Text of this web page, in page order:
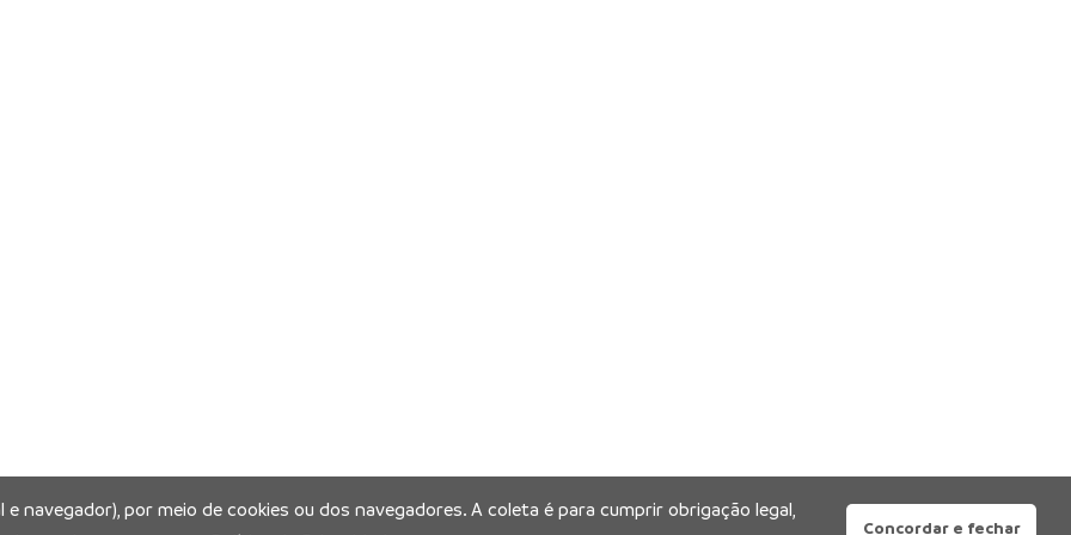
navegador), por meio de cookies ou dos navegadores. A coleta é para cumprir obrigação legal,
Concordar e fechar